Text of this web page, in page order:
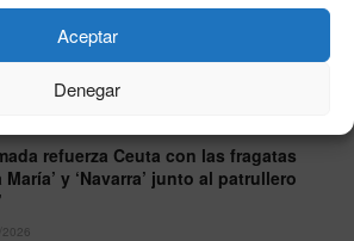
Aceptar
Denegar
reprocha al Gobierno su ausencia en el
Europeo durante el debate sobre la
refuerza Ceuta con las fragatas
María’ y ‘Navarra’ junto al patrullero